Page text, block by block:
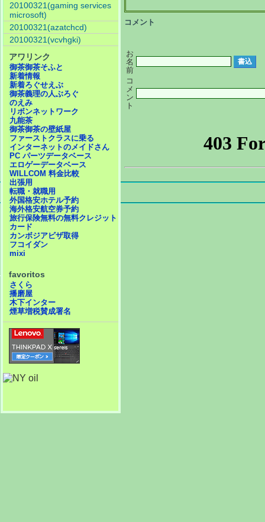
コメント
お
名
前
コ
メ
ン
ト
20100321(gaming services
microsoft)
20100321(azatchcd)
20100321(vcvhgki)
アワリンク
御茶御茶そふと
新着情報
新着ろぐせえぶ
御茶義理の人ぶろぐ
のえみ
リボンネットワーク
九能茶
御茶御茶の壁紙屋
ファーストクラスに乗る
インターネットのメイドさん
PC パーツデータベース
エロゲーデータベース
WILLCOM 料金比較
出張用
転職・就職用
外国格安ホテル予約
海外格安航空券予約
旅行保険無料の無料クレジット
カード
カンボジアビザ取得
フコイダン
mixi
favoritos
さくら
播磨屋
木下インター
煙草増税賛成署名